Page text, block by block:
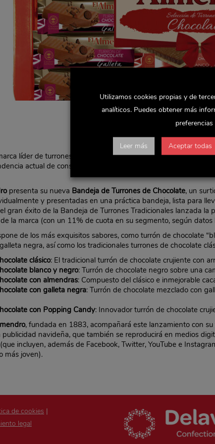
líder de turrones perteneciente a Delaviuda
actual de consumo en porciones más pequeñas y de
presenta su nueva Bandeja de Turrones de Chocolate, un
y presentadas en una práctica bandeja, lista para
gran éxito de la Bandeja de Turrones Tradicionales lanzada
la marca (con un 11% de cuota en su segmento, según datos
de los más exquisitos sabores, como turrón de chocolate
negra, así como los tradicionales turrones de chocolate
clásico: El tradicional turrón de chocolate crujiente con
blanco y negro: Turrón de chocolate negro sobre una
con almendras: Compuesto del clásico e inmejorable
con galleta negra: Turrón de chocolate mezclado con
con Popping Candy: Innovador turrón de chocolate
, fundada en 1883, acompañará este lanzamiento con
navideña, que también se reproducirá en medios
incluyen, además de Facebook, Twitter, YouTube e
más joven).
de cookies |
legal
Utilizamos cookies propias y de
analíticos. Puedes obtener más
preferencias
Leer más Aceptar todas